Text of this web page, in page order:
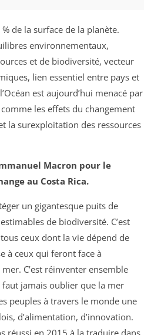
de la surface de la planète.
environnementaux,
et de biodiversité, vecteur
lien essentiel entre pays et
est aujourd’hui menacé par
les effets du changement
la surexploitation des ressources
Macron pour le
au Costa Rica.
un gigantesque puits de
de biodiversité. C’est
ceux dont la vie dépend de
à ceux qui feront face à
C’est réinventer ensemble
faut jamais oublier que la mer
peuples à travers le monde une
d’alimentation, d’innovation.